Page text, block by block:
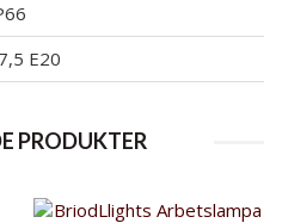
E20
PRODUKTER